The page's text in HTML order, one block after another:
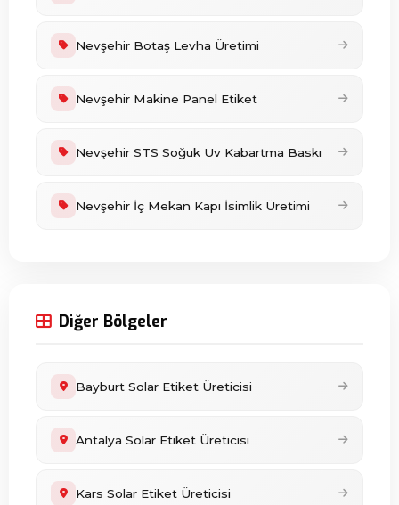
Nevşehir Botaş Levha Üretimi
Nevşehir Makine Panel Etiket
Nevşehir STS Soğuk Uv Kabartma Baskı
Nevşehir İç Mekan Kapı İsimlik Üretimi
Diğer Bölgeler
Bayburt Solar Etiket Üreticisi
Antalya Solar Etiket Üreticisi
Kars Solar Etiket Üreticisi